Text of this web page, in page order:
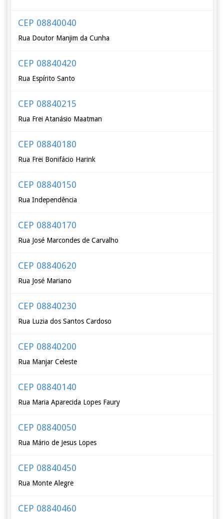
CEP 08840040
Rua Doutor Manjim da Cunha
CEP 08840420
Rua Espírito Santo
CEP 08840215
Rua Frei Atanásio Maatman
CEP 08840180
Rua Frei Bonifácio Harink
CEP 08840150
Rua Independência
CEP 08840170
Rua José Marcondes de Carvalho
CEP 08840620
Rua José Mariano
CEP 08840230
Rua Luzia dos Santos Cardoso
CEP 08840200
Rua Manjar Celeste
CEP 08840140
Rua Maria Aparecida Lopes Faury
CEP 08840050
Rua Mário de Jesus Lopes
CEP 08840450
Rua Monte Alegre
CEP 08840460